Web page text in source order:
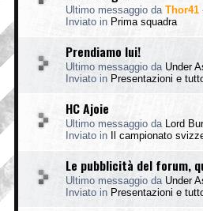
Ultimo messaggio da Thor41
Inviato in Prima squadra
Prendiamo lui!
Ultimo messaggio da Under
Inviato in Presentazioni e
HC Ajoie
Ultimo messaggio da Lord
Inviato in
Il campionato
Le pubblicità del forum,
Ultimo messaggio da Under
Inviato in Presentazioni e